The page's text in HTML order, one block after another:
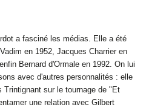
a fasciné les médias. Elle a été
en 1952, Jacques Charrier en
Bernard d'Ormale en 1992. On lui
avec d'autres personnalités : elle
Trintignant sur le tournage de "Et
une relation avec Gilbert